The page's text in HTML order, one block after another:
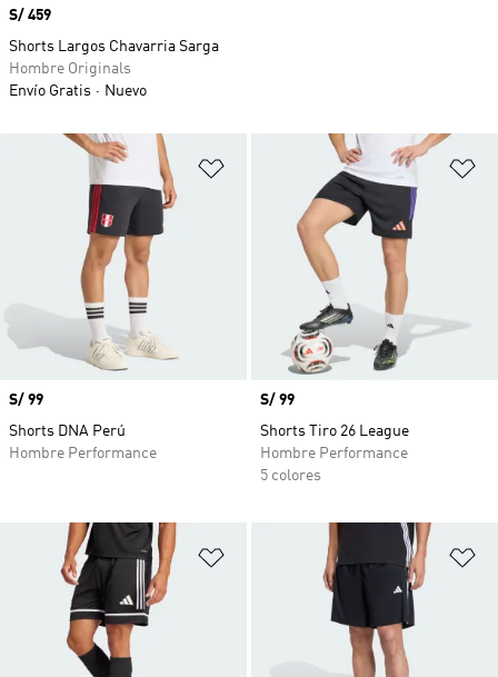
Añadir a la lista de deseos
Precio
S/ 99
Shorts DNA Perú
Hombre Performance
Precio
S/ 99
Shorts Tiro 26 League
Hombre Performance
5 colores
Añadir a la lista de deseos
Precio
S/ 459
Shorts Largos Chavarria Sarga
Hombre Originals
Envío Gratis
Nuevo